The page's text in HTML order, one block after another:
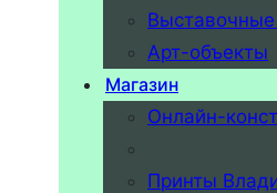
Выставочные
Арт-объекты
Магазин
Онлайн-
Принты